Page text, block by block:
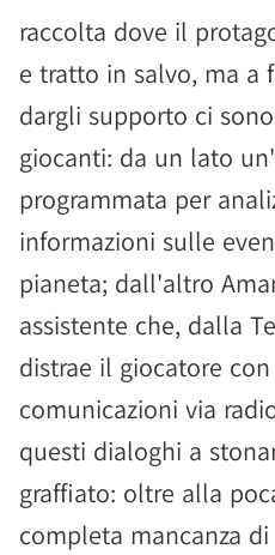
raccolta dove il
e tratto in salvo, ma a
dargli supporto ci
giocanti: da un lato
programmata per
informazioni sulle
pianeta; dall'altro
assistente che, dalla
distrae il giocatore
comunicazioni via
questi dialoghi a
graffiato: oltre alla
completa mancanza